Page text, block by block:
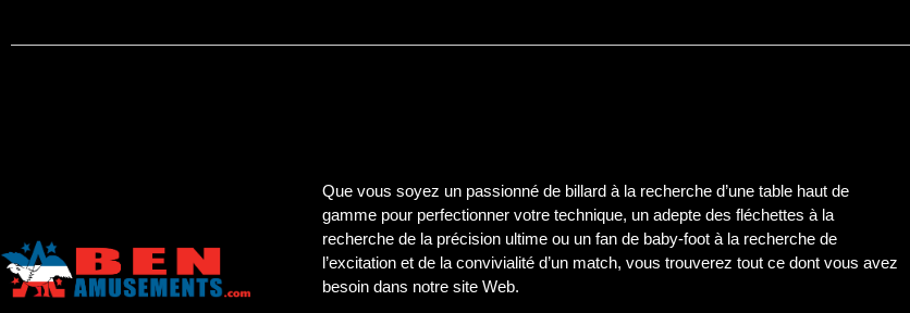
Que vous soyez un passionné de billard à la recherche d’une table haut de
gamme pour perfectionner votre technique, un adepte des fléchettes à la
recherche de la précision ultime ou un fan de baby-foot à la recherche de
l’excitation et de la convivialité d’un match, vous trouverez tout ce dont vous avez
besoin dans notre site Web.